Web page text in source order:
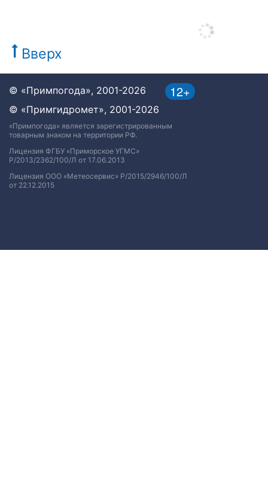
Вверх
12+
© «Примпогода», 2001-2026
© «Примгидромет», 2001-2026
«Примпогода» является зарегистрированным
товарным знаком на территории РФ.
Лицензия ФГБУ «Приморское УГМС»
Р/2013/2362/100/Л от 17.06.2013
Лицензия ООО «Метеосервис» Р/2015/2946/100/Л
от 22.12.2015